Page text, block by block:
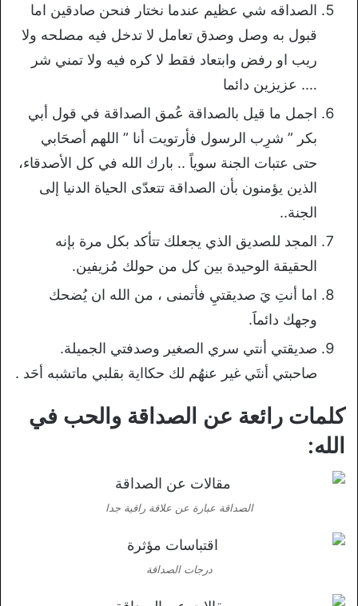
الصداقه شي عظيم عندما نختار فنحن صادقين اما
قبول به وصل وصدق تعامل لا تدخل فيه مصلحه ولا
ريب او رفض وابتعاد فقط لا كره فيه ولا تمني شر
…. عزيزين دائما
اجمل ما قيل بالصداقة عُمق الصداقة في قول أبي
بكر ” شرِب الرسول فأرتويت أنا ” اللهم أصحَابي
حتى عتبات الجنة سوياً .. بارك الله في كل الأصدقاء،
الذين يؤمنون بأن الصداقة تتعدّى الحياة الدنيا إلى
الجنة..
المجد للصديق الذي يجعلك تتأكد بكل مرة بإنه
الحقيقة الوحيدة بين كل من حولك مُزيفين.
اما أنتِ يَ صديقتيِ فأتمنى ، من الله ان يُضحك
وجهك دائماََ.
صديقتي أنتي سري الصغير وصدفتي الجميلة.
صاحبتي أنتَي غير عنهُم لك حكااية بقلبي ماتشبه أحَد .
كلمات رائعة عن الصداقة والحب في
الله:
الصداقة عبارة عن علاقة راقية جدا
درجات الصداقة